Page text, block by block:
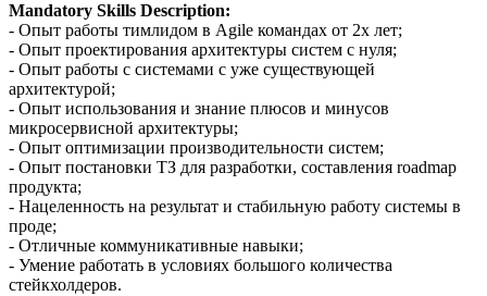
Mandatory Skills Description:
- Опыт работы тимлидом в Agile командах от 2х лет;
- Опыт проектирования архитектуры систем с нуля;
- Опыт работы с системами с уже существующей
архитектурой;
- Опыт использования и знание плюсов и минусов
микросервисной архитектуры;
- Опыт оптимизации производительности систем;
- Опыт постановки ТЗ для разработки, составления roadmap
продукта;
- Нацеленность на результат и стабильную работу системы в
проде;
- Отличные коммуникативные навыки;
- Умение работать в условиях большого количества
стейкхолдеров.